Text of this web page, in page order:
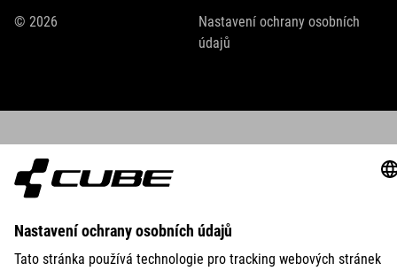
© 2026
Nastavení ochrany osobních
údajů